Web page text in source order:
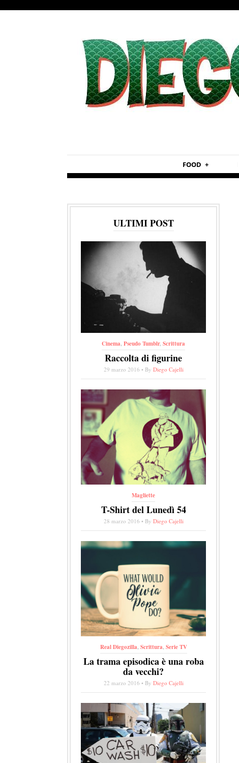
FOOD
ULTIMI POST
Cinema,Pseudo Tumblr,Scrittura
Raccolta di figurine
29 marzo 2016 • By Diego Cajelli
Magliette
T-Shirt del Lunedì 54
28 marzo 2016 • By Diego Cajelli
Real Diegozilla,Scrittura,Serie TV
La trama episodica è una roba
da vecchi?
22 marzo 2016 • By Diego Cajelli